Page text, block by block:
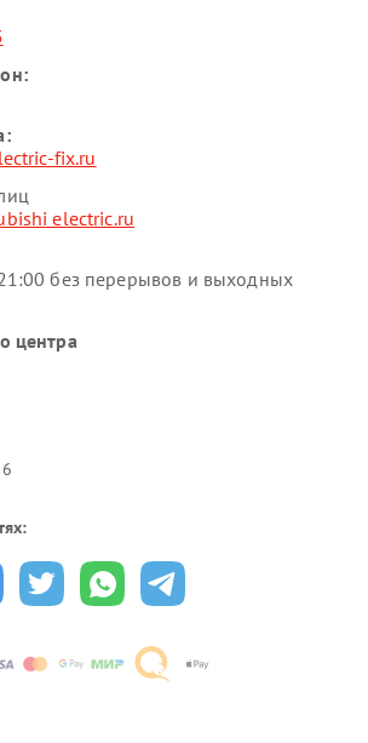
fix.ru
electric.ru
без перерывов и выходных
центра